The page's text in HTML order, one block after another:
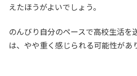
えたほうがよいでしょう。
のんびり自分のペースで高校生活を
は、やや重く感じられる可能性があ